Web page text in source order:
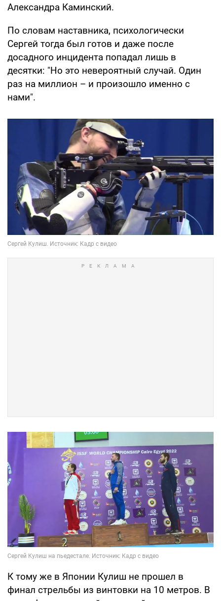
Александра Каминский.
По словам наставника, психологически
Сергей тогда был готов и даже после
досадного инцидента попадал лишь в
десятки: "Но это невероятный случай. Один
раз на миллион – и произошло именно с
нами".
К тому же в Японии Кулиш не прошел в
финал стрельбы из винтовки на 10 метров. В